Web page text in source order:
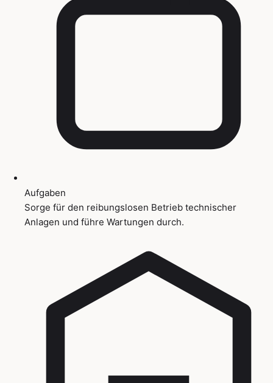
Aufgaben
Sorge für den reibungslosen Betrieb technischer
Anlagen und führe Wartungen durch.